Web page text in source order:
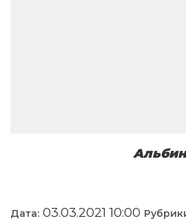
Дата: 03.03.2021 10:00